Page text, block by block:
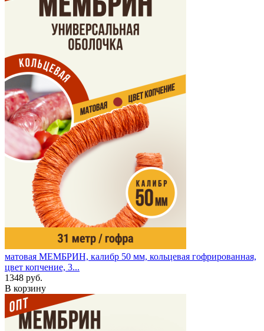
матовая МЕМБРИН, калибр 50 мм, кольцевая гофрированная,
цвет копчение, 3...
1348 руб.
В корзину